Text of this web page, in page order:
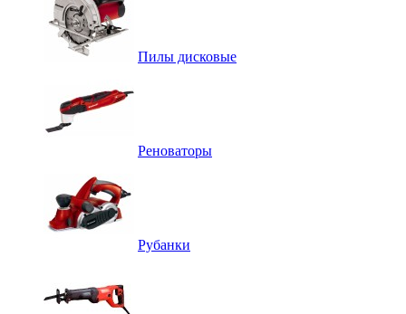
Пилы дисковые
Реноваторы
Рубанки